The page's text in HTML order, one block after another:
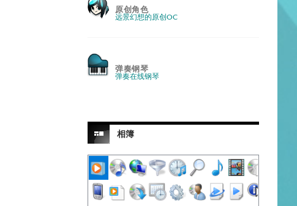
原创角色
远景幻想的原创OC
弹奏钢琴
弹奏在线钢琴
相簿